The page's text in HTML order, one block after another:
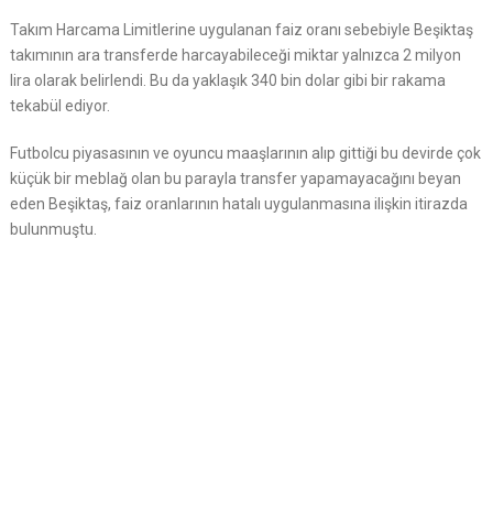
Takım Harcama Limitlerine uygulanan faiz oranı sebebiyle Beşiktaş
takımının ara transferde harcayabileceği miktar yalnızca 2 milyon
lira olarak belirlendi. Bu da yaklaşık 340 bin dolar gibi bir rakama
tekabül ediyor.
Futbolcu piyasasının ve oyuncu maaşlarının alıp gittiği bu devirde çok
küçük bir meblağ olan bu parayla transfer yapamayacağını beyan
eden Beşiktaş, faiz oranlarının hatalı uygulanmasına ilişkin itirazda
bulunmuştu.